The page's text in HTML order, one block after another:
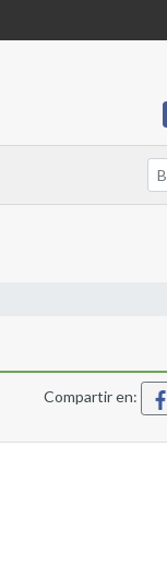
Compartir en: